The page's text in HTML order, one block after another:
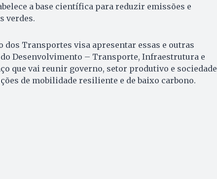
a base científica para reduzir emissões e
verdes.
dos Transportes visa apresentar essas e outras
Desenvolvimento – Transporte, Infraestrutura e
que vai reunir governo, setor produtivo e sociedade
de mobilidade resiliente e de baixo carbono.